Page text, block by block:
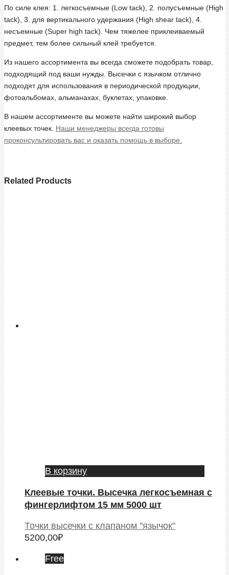
По силе клея: 1. легкосъемные (Low tack), 2. полусъемные (High
tack), 3. для вертикального удержания (High shear tack), 4.
несъемные (Super high tack). Чем тяжелее приклеиваемый
предмет, тем более сильный клей требуется.
Из нашего ассортимента вы всегда сможете подобрать товар,
подходящий под ваши нужды. Высечки с язычком отлично
подходят для использования в периодической продукции,
фотоальбомах, альманахах, буклетах, упаковке.
В нашем ассортименте вы можете найти широкий выбор
клеевых точек. Наши менеджеры всегда готовы
проконсультировать вас и оказать помощь в выборе.
Related Products
В корзину
Клеевые точки. Высечка легкосъемная с
фингерлифтом 15 мм 5000 шт
Точки высечки с клапаном "язычок"
5200,00₽
Free